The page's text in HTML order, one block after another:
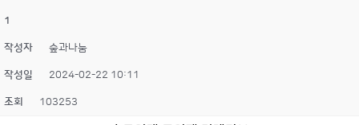
1
작성자 숲과나눔
작성일 2024-02-22 10:11
조회 103253